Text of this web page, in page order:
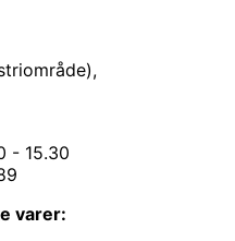
- 15.30
varer: